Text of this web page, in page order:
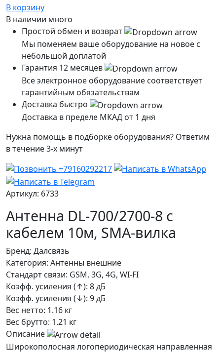
В корзину
В наличии много
Простой обмен и возврат
Мы поменяем ваше оборудование на новое с
небольшой доплатой
Гарантия 12 месяцев
Все электронное оборудование соответствует
гарантийным обязательствам
Доставка быстро
Доставка в пределе МКАД от 1 дня
Нужна помощь в подборке оборудования? Ответим
в течение 3-х минут
Артикул: 6733
Антенна DL-700/2700-8 с
кабелем 10м, SMA-вилка
Бренд: Далсвязь
Категория: Антенны внешние
Стандарт связи: GSM, 3G, 4G, WI-FI
Коэфф. усиления (↑): 8 дБ
Коэфф. усиления (↓): 9 дБ
Вес нетто: 1.16 кг
Вес брутто: 1.21 кг
Описание
Широкополосная логопериодическая направленная